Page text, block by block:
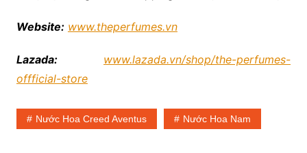
Website: www.theperfumes.vn
Lazada:
www.lazada.vn/shop/the-perfumes-
offficial-store
Nước Hoa Creed Aventus Nước Hoa Nam